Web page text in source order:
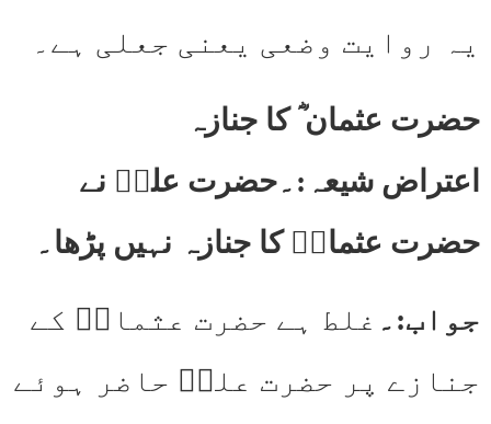
یہ روایت وضعی یعنی جعلی ہے۔
حضرت عثمان ؓ کا جنازہ
اعتراض شیعہ:۔حضرت علیؓ نے
حضرت عثمانؓ کا جنازہ نہیں پڑھا۔
جواب:۔ غلط ہے حضرت عثمانؓ کے
جنازے پر حضرت علیؓ حاضر ہوئے